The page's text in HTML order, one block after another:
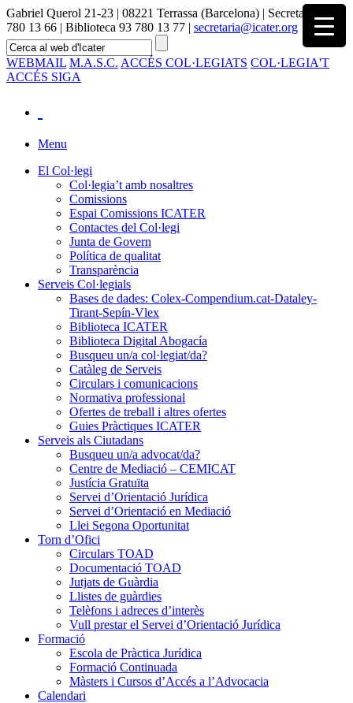
Gabriel Querol 21-23 | 08221 Terrassa (Barcelona) | Secretaria 93
780 13 66 | Biblioteca 93 780 13 77 | secretaria@icater.org
WEBMAIL M.A.S.C. ACCÉS COL·LEGIATS COL·LEGIA'T
ACCÉS SIGA
Menu
El Col·legi
Col·legia’t amb nosaltres
Comissions
Espai Comissions ICATER
Contactes del Col·legi
Junta de Govern
Política de qualitat
Transparència
Serveis Col·legials
Bases de dades: Colex-Compendium.cat-Dataley-
Tirant-Sepín-Vlex
Biblioteca ICATER
Biblioteca Digital Abogacía
Busqueu un/a col·legiat/da?
Catàleg de Serveis
Circulars i comunicacions
Normativa professional
Ofertes de treball i altres ofertes
Guies Pràctiques ICATER
Serveis als Ciutadans
Busqueu un/a advocat/da?
Centre de Mediació – CEMICAT
Justícia Gratuïta
Servei d’Orientació Jurídica
Servei d’Orientació en Mediació
Llei Segona Oportunitat
Torn d’Ofici
Circulars TOAD
Documentació TOAD
Jutjats de Guàrdia
Llistes de guàrdies
Telèfons i adreces d’interès
Vull prestar el Servei d’Orientació Jurídica
Formació
Escola de Pràctica Jurídica
Formació Continuada
Màsters i Cursos d’Accés a l’Advocacia
Calendari